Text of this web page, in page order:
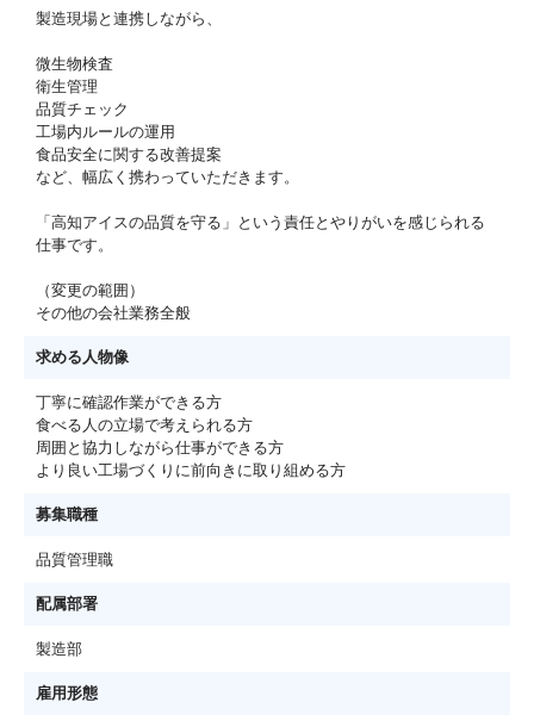
製造現場と連携しながら、
微生物検査
衛生管理
品質チェック
工場内ルールの運用
食品安全に関する改善提案
など、幅広く携わっていただきます。
「高知アイスの品質を守る」という責任とやりがいを感じられる
仕事です。
（変更の範囲）
その他の会社業務全般
求める人物像
丁寧に確認作業ができる方
食べる人の立場で考えられる方
周囲と協力しながら仕事ができる方
より良い工場づくりに前向きに取り組める方
募集職種
品質管理職
配属部署
製造部
雇用形態